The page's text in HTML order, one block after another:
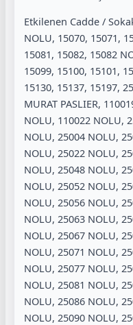
Etkilenen Cadde /
NOLU, 15070, 15071,
15081, 15082, 15082
15099, 15100, 15101,
15130, 15137, 15197,
MURAT PASLIER,
NOLU, 110022 NOLU,
NOLU, 25004 NOLU,
NOLU, 25022 NOLU,
NOLU, 25048 NOLU,
NOLU, 25052 NOLU,
NOLU, 25056 NOLU,
NOLU, 25063 NOLU,
NOLU, 25067 NOLU,
NOLU, 25071 NOLU,
NOLU, 25077 NOLU,
NOLU, 25081 NOLU,
NOLU, 25086 NOLU,
NOLU, 25090 NOLU,